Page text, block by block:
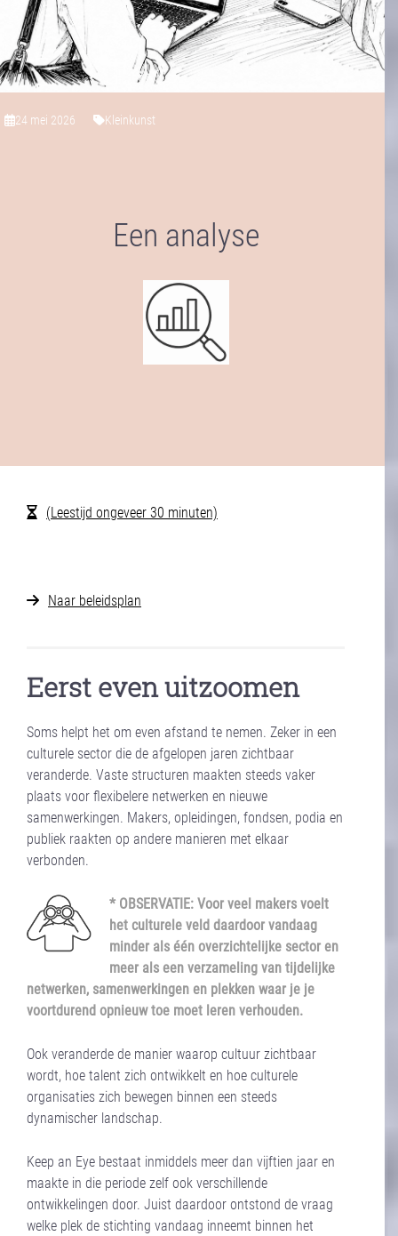
24 mei 2026 Kleinkunst
Een analyse
(Leestijd ongeveer 30 minuten)
Naar beleidsplan
Eerst even uitzoomen
Soms helpt het om even afstand te nemen. Zeker in een
culturele sector die de afgelopen jaren zichtbaar
veranderde. Vaste structuren maakten steeds vaker
plaats voor flexibelere netwerken en nieuwe
samenwerkingen. Makers, opleidingen, fondsen, podia en
publiek raakten op andere manieren met elkaar
verbonden.
* OBSERVATIE: Voor veel makers voelt
het culturele veld daardoor vandaag
minder als één overzichtelijke sector en
meer als een verzameling van tijdelijke
netwerken, samenwerkingen en plekken waar je je
voortdurend opnieuw toe moet leren verhouden.
Ook veranderde de manier waarop cultuur zichtbaar
wordt, hoe talent zich ontwikkelt en hoe culturele
organisaties zich bewegen binnen een steeds
dynamischer landschap.
Keep an Eye bestaat inmiddels meer dan vijftien jaar en
maakte in die periode zelf ook verschillende
ontwikkelingen door. Juist daardoor ontstond de vraag
welke plek de stichting vandaag inneemt binnen het